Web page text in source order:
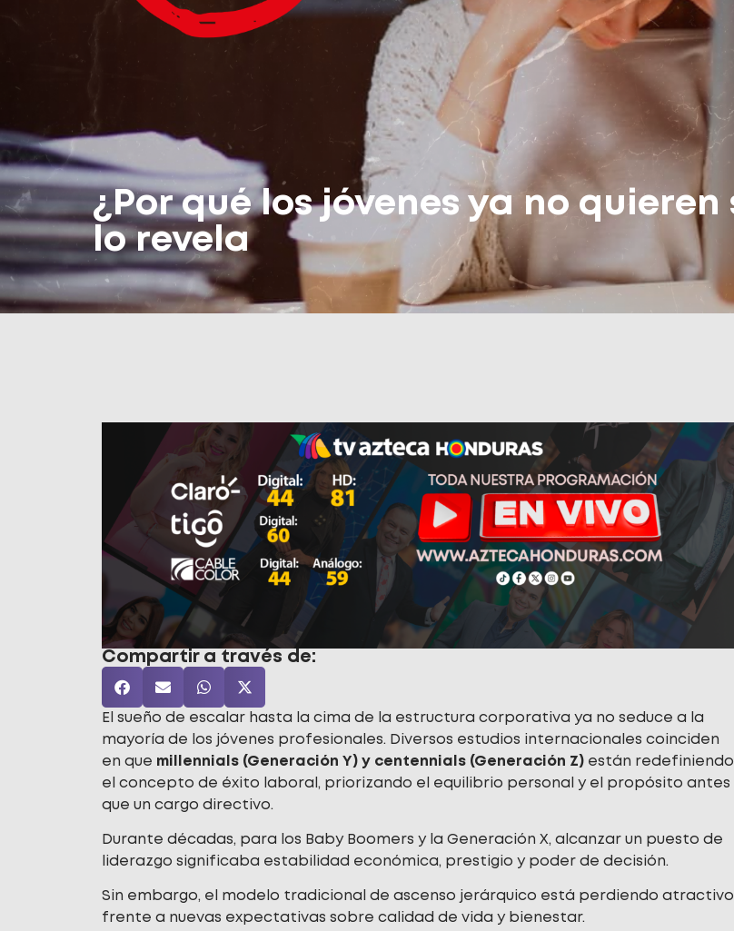
¿Por qué los jóvenes ya no
lo revela
Compartir a través de:
El sueño de escalar hasta la cima de la estructura corporativa ya no seduce a la
mayoría de los jóvenes profesionales. Diversos estudios internacionales coinciden
en que millennials (Generación Y) y centennials (Generación Z) están redefiniendo
el concepto de éxito laboral, priorizando el equilibrio personal y el propósito antes
que un cargo directivo.
Durante décadas, para los Baby Boomers y la Generación X, alcanzar un puesto de
liderazgo significaba estabilidad económica, prestigio y poder de decisión.
Sin embargo, el modelo tradicional de ascenso jerárquico está perdiendo atractivo
frente a nuevas expectativas sobre calidad de vida y bienestar.